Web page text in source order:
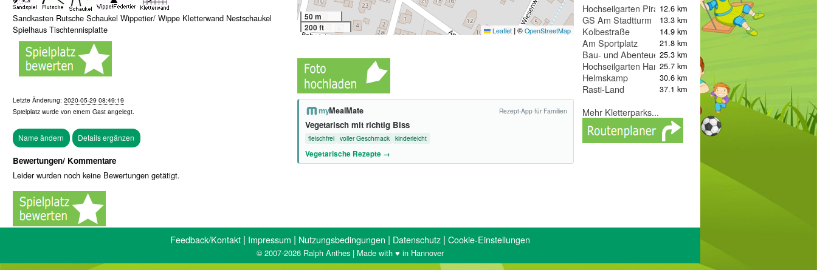
Sandkasten Rutsche Schaukel Wippetier/ Wippe Kletterwand Nestschaukel
Spielhaus Tischtennisplatte
Letzte Änderung: 2020-05-29 08:49:19
Spielplatz wurde von einem Gast angelegt.
Bewertungen/ Kommentare
Leider wurden noch keine Bewertungen getätigt.
50 m
200 ft
Leaflet |© OpenStreetMap
myMealMate Rezept-App für Familien
Vegetarisch mit richtig Biss
fleischfrei voller Geschmack kinderleicht
Vegetarische Rezepte →
Hochseilgarten Piraterock Sea Tree
12.6 km
GS Am Stadtturm 13.3 km
Kolbestraße 14.9 km
Am Sportplatz 21.8 km
Bau- und Abenteuerspielplatz
25.3 km
Hochseilgarten Hannover
25.7 km
Helmskamp 30.6 km
Rasti-Land 37.1 km
Mehr Kletterparks...
Feedback/Kontakt | Impressum | Nutzungsbedingungen | Datenschutz | Cookie-Einstellungen
© 2007-2026 Ralph Anthes | Made with ♥ in Hannover